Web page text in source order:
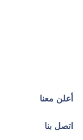
أعلن معنا
اتصل بنا